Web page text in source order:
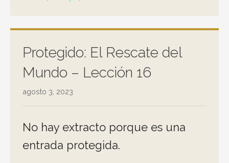
Protegido: El Rescate del
Mundo – Lección 16
agosto 3, 2023
No hay extracto porque es una
entrada protegida.